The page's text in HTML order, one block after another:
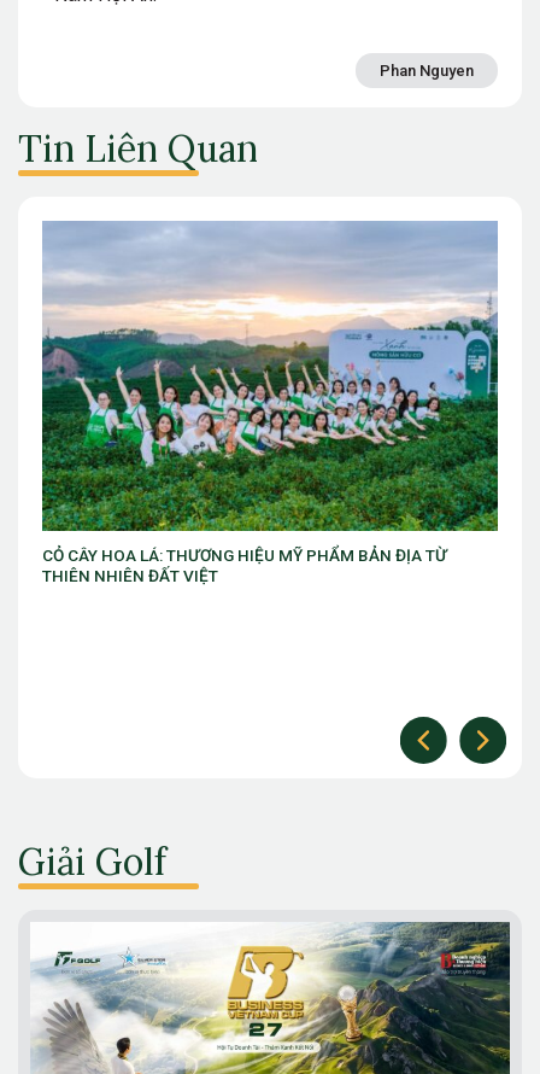
Phan Nguyen
Tin Liên Quan
HIỆU MỸ PHẨM BẢN ĐỊA TỪ
VIB ra mắt chương trình
Giải Golf